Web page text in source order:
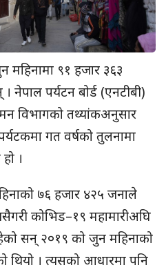
महिनामा ९१ हजार ३६३
नेपाल पर्यटन बोर्ड (एनटीबी)
विभागको तथ्यांकअनुसार
गत वर्षको तुलनामा
।
७६ हजार ४२५ जनाले
कोभिड–१९ महामारीअघि
सन् २०१९ को जुन महिनाको
। त्यसको आधारमा पनि